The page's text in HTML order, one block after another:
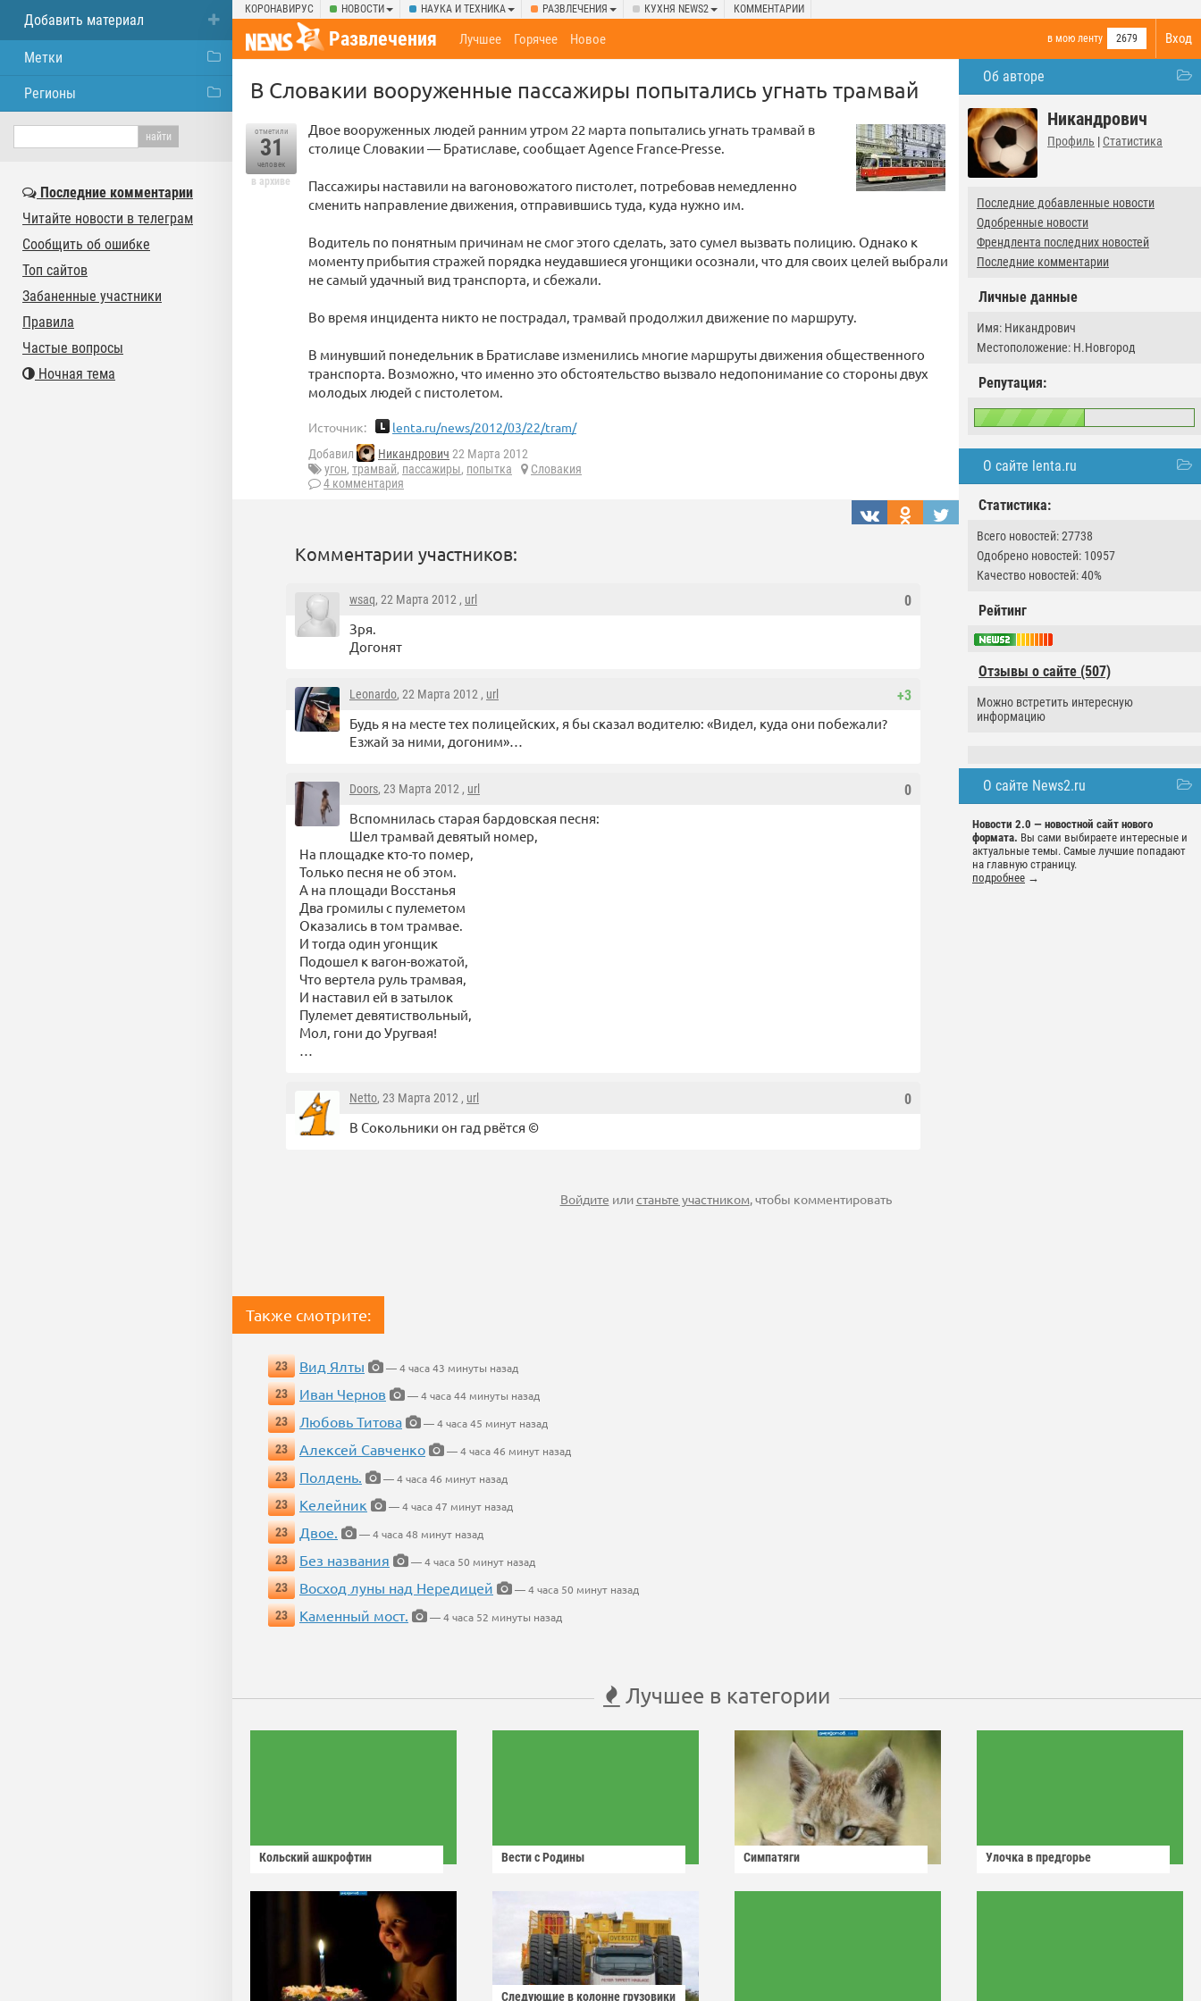
КОРОНАВИРУС НОВОСТИ НАУКА И ТЕХНИКА РАЗВЛЕЧЕНИЯ КУХНЯ NEWS2 КОММЕНТАРИИ
Вход
Развлечения в мою ленту 2679
Лучшее Горячее Новое
Об авторе
Никандрович
Профиль | Статистика
Последние добавленные новости
Одобренные новости
Френдлента последних новостей
Последние комментарии
Личные данные
Имя: Никандрович
Местоположение: Н.Новгород
Репутация:
О сайте lenta.ru
Статистика:
Всего новостей: 27738
Одобрено новостей: 10957
Качество новостей: 40%
Рейтинг
Отзывы о сайте (507)
Можно встретить интересную
информацию
О сайте News2.ru
Новости 2.0 — новостной сайт нового
формата. Вы сами выбираете интересные и
актуальные темы. Самые лучшие попадают
на главную страницу.
подробнее →
В Словакии вооруженные пассажиры попытались угнать трамвай
отметили
31
человек
в архиве
Двое вооруженных людей ранним утром 22 марта попытались угнать трамвай в
столице Словакии — Братиславе, сообщает Agence France-Presse.
Пассажиры наставили на вагоновожатого пистолет, потребовав немедленно
сменить направление движения, отправившись туда, куда нужно им.
Водитель по понятным причинам не смог этого сделать, зато сумел вызвать полицию. Однако к
моменту прибытия стражей порядка неудавшиеся угонщики осознали, что для своих целей выбрали
не самый удачный вид транспорта, и сбежали.
Во время инцидента никто не пострадал, трамвай продолжил движение по маршруту.
В минувший понедельник в Братиславе изменились многие маршруты движения общественного
транспорта. Возможно, что именно это обстоятельство вызвало недопонимание со стороны двух
молодых людей с пистолетом.
Источник: lenta.ru/news/2012/03/22/tram/
Добавил Никандрович 22 Марта 2012
угон, трамвай, пассажиры, попытка
Словакия
4 комментария
Комментарии участников:
0
wsaq, 22 Марта 2012 , url
Зря.
Догонят
+3
Leonardo, 22 Марта 2012 , url
Будь я на месте тех полицейских, я бы сказал водителю: «Видел, куда они побежали?
Езжай за ними, догоним»…
0
Doors, 23 Марта 2012 , url
Вспомнилась старая бардовская песня:
Шел трамвай девятый номер,
На площадке кто-то помер,
Только песня не об этом.
А на площади Восстанья
Два громилы с пулеметом
Оказались в том трамвае.
И тогда один угонщик
Подошел к вагон-вожатой,
Что вертела руль трамвая,
И наставил ей в затылок
Пулемет девятиствольный,
Мол, гони до Уругвая!
…
0
Netto, 23 Марта 2012 , url
В Сокольники он гад рвётся ©
Войдите илистаньте участником, чтобы комментировать
Также смотрите:
23 Вид Ялты
— 4 часа 43 минуты назад
23
Иван Чернов
— 4 часа 44 минуты назад
23
Любовь Титова
— 4 часа 45 минут назад
23
Алексей Савченко
— 4 часа 46 минут назад
23
Полдень.
— 4 часа 46 минут назад
23
Келейник
— 4 часа 47 минут назад
23
Двое.
— 4 часа 48 минут назад
23
Без названия
— 4 часа 50 минут назад
23
Восход луны над Нередицей
— 4 часа 50 минут назад
23
Каменный мост. — 4 часа 52 минуты назад
Лучшее в категории
Кольский ашкрофтин Вести с Родины Симпатяги Улочка в предгорье
Следующие в колонне грузовики
Добавить материал
Метки
Регионы
Последние комментарии
Читайте новости в телеграм
Сообщить об ошибке
Топ сайтов
Забаненные участники
Правила
Частые вопросы
Ночная тема